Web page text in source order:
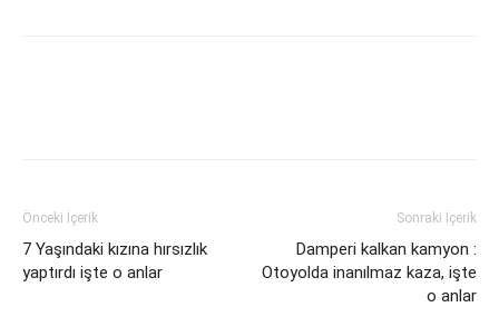
Önceki İçerik
7 Yaşındaki kızına hırsızlık
yaptırdı işte o anlar
Sonraki İçerik
Damperi kalkan kamyon :
Otoyolda inanılmaz kaza, işte
o anlar